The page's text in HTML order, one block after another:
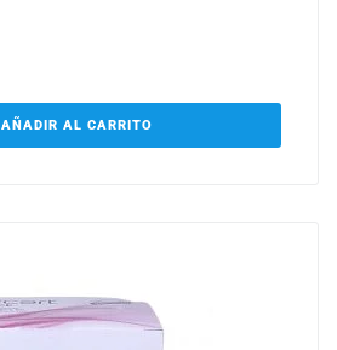
AÑADIR AL CARRITO